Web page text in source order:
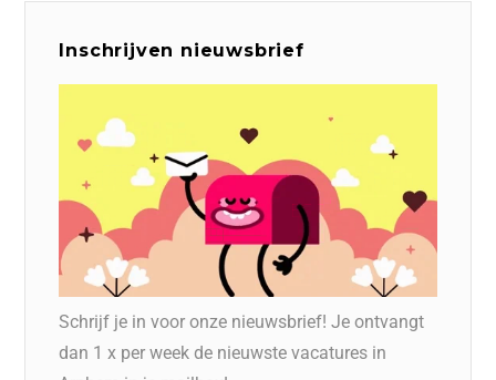
Inschrijven nieuwsbrief
Schrijf je in voor onze nieuwsbrief! Je ontvangt
dan 1 x per week de nieuwste vacatures in